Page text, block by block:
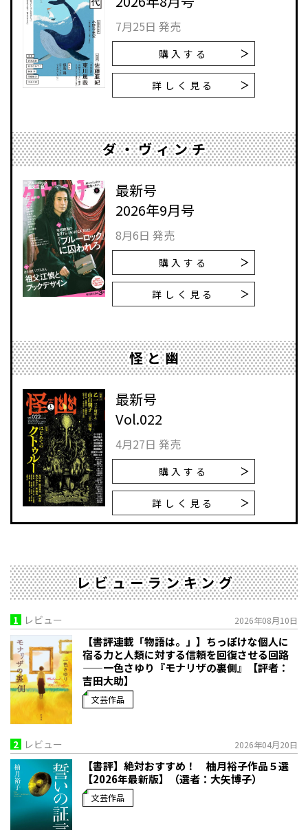
7月25日 発売
購入する
詳しく見る
ダ・ヴィンチ
最新号
2026年9月号
8月6日 発売
購入する
詳しく見る
怪と幽
最新号
Vol.022
4月27日 発売
購入する
詳しく見る
レビューランキング
1 レビュー 2026年08月10日
【書評連載「物語は。」】ちっぽけな個人に
宿る力と人類に対する信頼を回復させる回路
——一色さゆり『モナリザの裏側』【評者：
吉田大助】
文芸作品
2 レビュー 2026年04月20日
【書評】絶対おすすめ！ 柚月裕子作品５選
【2026年最新版】（選者：大矢博子）
文芸作品